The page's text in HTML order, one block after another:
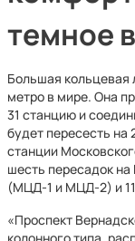
темное
Большая
метро в мире. Она
31 станцию и
будет пересесть на
станции
шесть пересадок
(МЦД-1 и МЦД-2) и 11
«Проспект